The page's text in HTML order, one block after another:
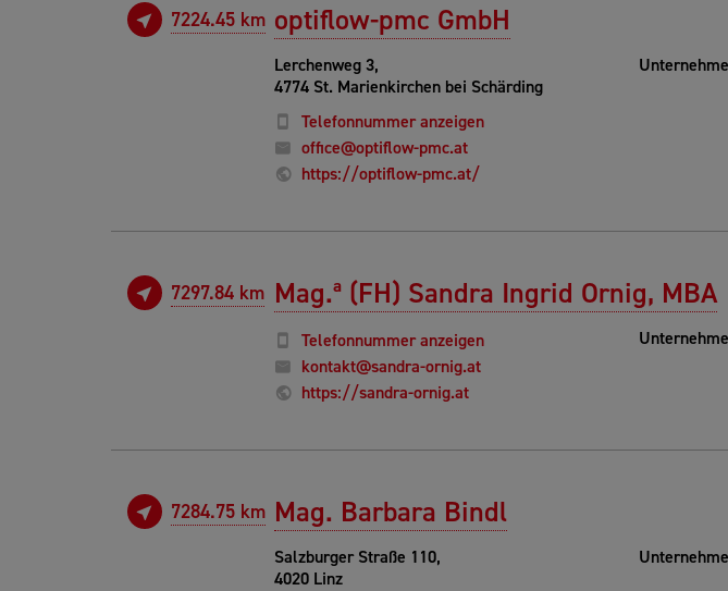
7224.45 km optiflow-pmc GmbH
Lerchenweg 3,
4774 St. Marienkirchen bei Schärding
Telefonnummer anzeigen
office@optiflow-pmc.at
https://optiflow-pmc.at/
7297.84 km Mag.ª (FH) Sandra Ingrid Ornig, MBA
Telefonnummer anzeigen
kontakt@sandra-ornig.at
https://sandra-ornig.at
7284.75 km Mag. Barbara Bindl
Salzburger Straße 110,
4020 Linz